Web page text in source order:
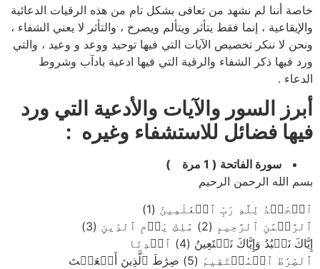
خاصة أننا لم نشهد من تعافى بشكل تام من هذه الرقيات الدعائية
والإيقاعية ، إنما فقط يتأثر ويتألم ويصرخ ، والتأثر لا يعني الشفاء ،
ونحن لا ننكر تخصيص الآيات التي فيها توحيد ووعد و وعيد ، والتي
ورد فيها ذكر الشفاء والرقية التي فيها ادعية بادآب وشروط
الدعاء .
أبرز السور والآيات والأدعية التي ورد
فيها فضائل للاستشفاء وغيره :
سورة الفاتحة ( 1 مرة )
بسم الله الرحمن الرحيم
ٱلۡحَمۡدُ لِلَّهِ رَبِّ ٱلۡعَٰلَمِينَ (1)
ٱلرَّحۡمَٰنِ ٱلرَّحِيمِ (2) مَٰلِكِ يَوۡمِ ٱلدِّينِ (3)
إِيَّاكَ نَعۡبُدُ وَإِيَّاكَ نَسۡتَعِينُ (4) ٱهۡدِنَا
ٱلصِّرَٰطَ ٱلۡمُسۡتَقِيمَ (5) صِرَٰطَ ٱلَّذِينَ أَنۡعَمۡتَ